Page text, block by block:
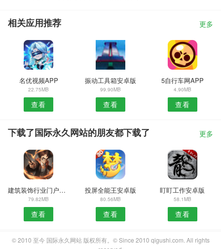
相关应用推荐 更多
名优视频APP
22.75MB
查看
振动工具箱安卓版
99.90MB
查看
5自行车网APP
4.90MB
查看
下载了国际永久网站的朋友都下载了 更多
建筑装饰行业门户APP
79.82MB
查看
投屏全能王安卓版
80.56MB
查看
盯盯工作安卓版
58.1MB
查看
© 2010 至今 国际永久网站 版权所有。© Since 2010 qigushi.com. All rights